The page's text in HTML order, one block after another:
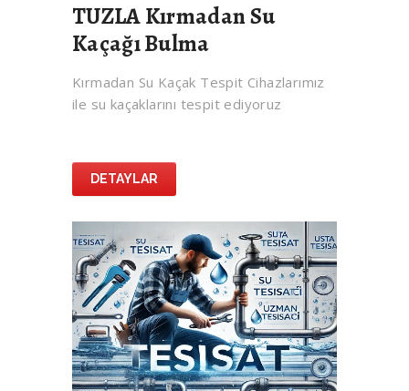
TUZLA Kırmadan Su
Kaçağı Bulma
Kırmadan Su Kaçak Tespit Cihazlarımız
ile su kaçaklarını tespit ediyoruz
DETAYLAR